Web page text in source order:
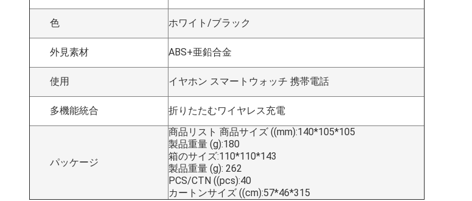
色 ホワイト/ブラック
外見素材 ABS+亜鉛合金
使用 イヤホン スマートウォッチ 携帯電話
多機能統合 折りたたむワイヤレス充電
パッケージ
商品リスト 商品サイズ ((mm):140*105*105
製品重量 (g):180
箱のサイズ:110*110*143
製品重量 (g): 262
PCS/CTN ((pcs):40
カートンサイズ ((cm):57*46*315